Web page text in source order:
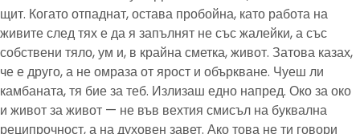
щит. Когато отпаднат, остава пробойна, като работа на
живите след тях е да я запълнят не със жалейки, а със
собствени тяло, ум и, в крайна сметка, живот. Затова казах,
че е друго, а не омраза от ярост и объркване. Чуеш ли
камбаната, тя бие за теб. Излизаш едно напред. Око за око
и живот за живот — не във вехтия смисъл на буквална
реципрочност, а на духовен завет. Ако това не ти говори